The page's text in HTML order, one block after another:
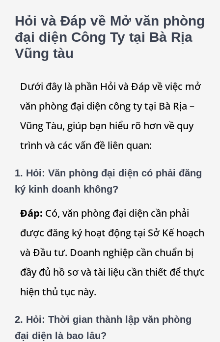
Hỏi và Đáp về Mở văn phòng
đại diện Công Ty tại Bà Rịa
Vũng tàu
Dưới đây là phần Hỏi và Đáp về việc mở
văn phòng đại diện công ty tại Bà Rịa –
Vũng Tàu, giúp bạn hiểu rõ hơn về quy
trình và các vấn đề liên quan:
1. Hỏi: Văn phòng đại diện có phải đăng
ký kinh doanh không?
Đáp: Có, văn phòng đại diện cần phải
được đăng ký hoạt động tại Sở Kế hoạch
và Đầu tư. Doanh nghiệp cần chuẩn bị
đầy đủ hồ sơ và tài liệu cần thiết để thực
hiện thủ tục này.
2. Hỏi: Thời gian thành lập văn phòng
đại diện là bao lâu?